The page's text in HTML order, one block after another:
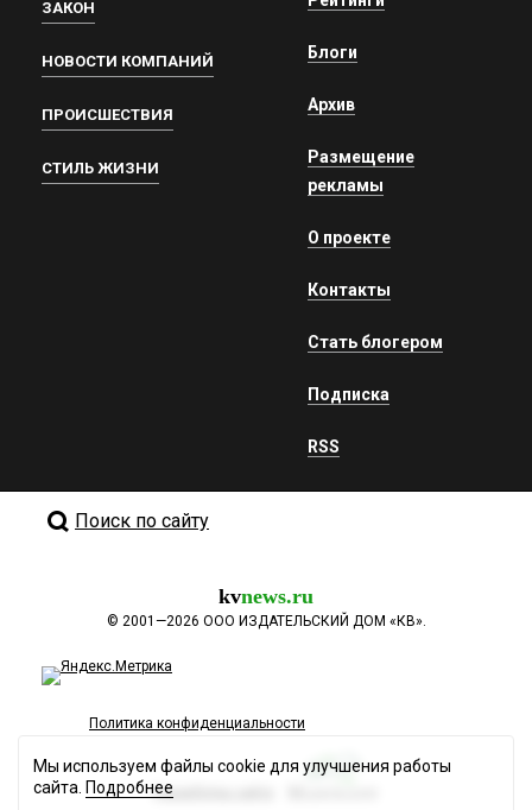
ЗАКОН
НОВОСТИ КОМПАНИЙ
ПРОИСШЕСТВИЯ
СТИЛЬ ЖИЗНИ
Блоги
Архив
Размещение
рекламы
О проекте
Контакты
Стать блогером
Подписка
RSS
Поиск по сайту
kvnews.ru
© 2001—2026 ООО ИЗДАТЕЛЬСКИЙ ДОМ «КВ».
Политика конфиденциальности
Разработка сайта
Мы используем файлы cookie для улучшения работы
сайта. Подробнее